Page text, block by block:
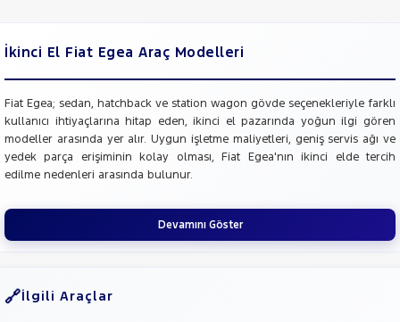
İkinci El Fiat Egea Araç Modelleri
Fiat Egea; sedan, hatchback ve station wagon gövde seçenekleriyle farklı
kullanıcı ihtiyaçlarına hitap eden, ikinci el pazarında yoğun ilgi gören
modeller arasında yer alır. Uygun işletme maliyetleri, geniş servis ağı ve
yedek parça erişiminin kolay olması, Fiat Egea'nın ikinci elde tercih
edilme nedenleri arasında bulunur.
Devamını Göster
İlgili Araçlar